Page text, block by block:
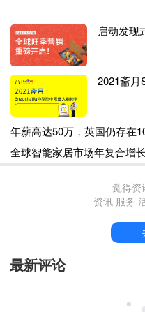
启动发现
2021斋月
年薪高达50万，英国仍存在
全球智能家居市场年复合增
觉得资
资讯 服务
最新评论